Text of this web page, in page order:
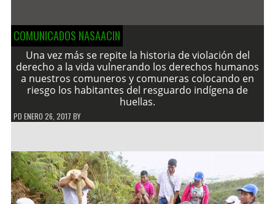
COMUNICADOS NASAACIN
Una vez más se repite la historia de violación del
derecho a la vida vulnerando los derechos humanos
a nuestros comuneros y comuneras colocando en
riesgo los habitantes del resguardo indígena de
huellas.
PD ENERO 26, 2017 BY